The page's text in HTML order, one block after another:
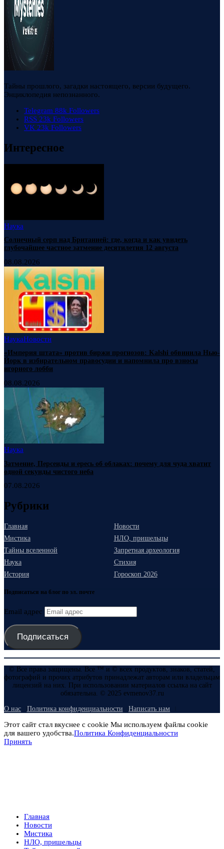
Тайны прошлого, загадки настоящего, версии будущего.
Энциклопедия непознанного.
Telegram 88k Followers
RSS 23k Followers
VK 23k Followers
Интересное
Наука
Солнечный серп над Британией: где, когда и как увидеть
глубочайшее частное затмение десятилетия 12 августа
08.08.2026
НаукаНовости
«Империя штата» против биржи прогнозов: Kalshi обвинила Нью-
Йорк в избирательном правосудии и напомнила про взносы
игорного лобби
08.08.2026
Наука
Затмение, Персеиды и ересь об облаках: почему для чуда хватит
одной секунды чистого неба
07.08.2026
Рубрики
Главная
Новости
Мистика
НЛО, пришельцы
Тайны вселенной
Запретная археология
Наука
Стихия
История
Гороскоп 2026
Подписаться на блог по эл. почте
Email адрес
Подписаться
© Все права защищены. Все ™ и © всех продуктов, знаков, статей,
фотографий и прочих атрибутов принадлежат авторам или владельцам
лицензий на них. При использовании материалов ссылка на сайт
обязательна. © 2025 evmenov37.ru
О нас Политика конфиденциальности Написать нам
Этот сайт стал вкуснее с cookie Мы используем файлы cookie
для вашего удобства.Политика Конфиденциальности
Принять
Главная
Новости
Мистика
НЛО, пришельцы